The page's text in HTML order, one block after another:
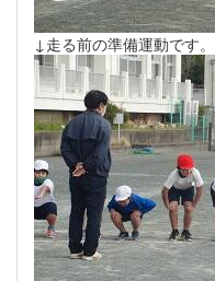
↓走る前の準備運動です。